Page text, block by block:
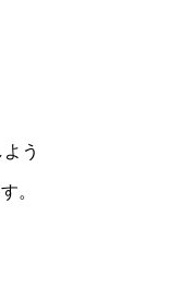
う
。